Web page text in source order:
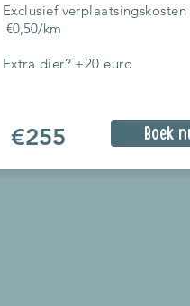
Exclusief verplaatsingskosten
€0,50/km
Extra dier? +20 euro
€255 Boek